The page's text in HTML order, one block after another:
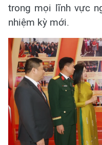
trong mọi lĩnh vực
nhiệm kỳ mới.